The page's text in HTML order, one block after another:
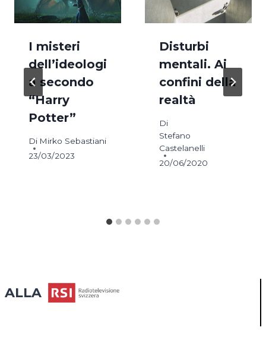
I misteri
dell’ideologi
a secondo
“Harry
Potter”
Di Mirko Sebastiani
23/03/2023
Disturbi
mentali. Ai
confini della
realtà
Di
Stefano
Castelanelli
20/06/2020
ALLA